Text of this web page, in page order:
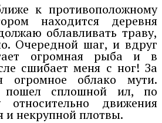
к противоположному
находится деревня
облавливать траву,
Очередной шаг, и вдруг
огромная рыба и в
сшибает меня с ног! За
огромное облако мути.
сплошной ил, по
относительно движения
и некрупной плотвы.